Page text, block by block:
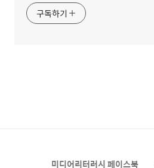
구독하기
미디어리터러시 페이스북